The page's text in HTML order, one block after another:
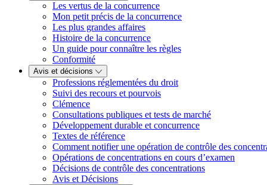
Les vertus de la concurrence
Mon petit précis de la concurrence
Les plus grandes affaires
Histoire de la concurrence
Un guide pour connaître les règles
Conformité
Avis et décisions
Professions réglementées du droit
Suivi des recours et pourvois
Clémence
Consultations publiques et tests de marché
Développement durable et concurrence
Textes de référence
Comment notifier une opération de contrôle des
Opérations de concentrations en cours d’examen
Décisions de contrôle des concentrations
Avis et Décisions